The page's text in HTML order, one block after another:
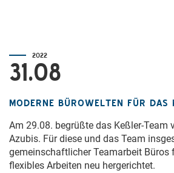
2022
31.08
MODERNE BÜROWELTEN FÜR DAS
Am 29.08. begrüßte das Keßler-Team
Azubis. Für diese und das Team
gemeinschaftlicher Teamarbeit Büros
flexibles Arbeiten neu hergerichtet.